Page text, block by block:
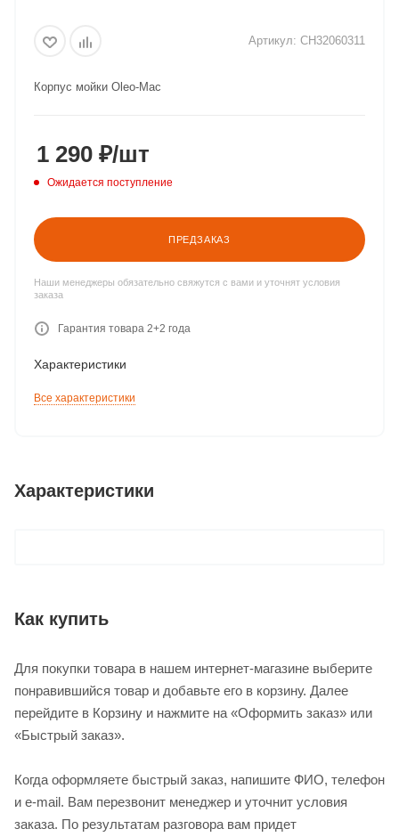
Артикул: CH32060311
Корпус мойки Oleo-Mac
1 290 ₽/шт
Ожидается поступление
ПРЕДЗАКАЗ
Наши менеджеры обязательно свяжутся с вами и уточнят условия
заказа
Гарантия товара 2+2 года
Характеристики
Все характеристики
Характеристики
Как купить
Для покупки товара в нашем интернет-магазине выберите
понравившийся товар и добавьте его в корзину. Далее
перейдите в Корзину и нажмите на «Оформить заказ» или
«Быстрый заказ».
Когда оформляете быстрый заказ, напишите ФИО, телефон
и e-mail. Вам перезвонит менеджер и уточнит условия
заказа. По результатам разговора вам придет